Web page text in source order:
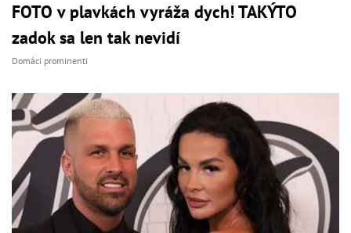
FOTO v plavkách vyráža dych! TAKÝTO
zadok sa len tak nevidí
Domáci prominenti